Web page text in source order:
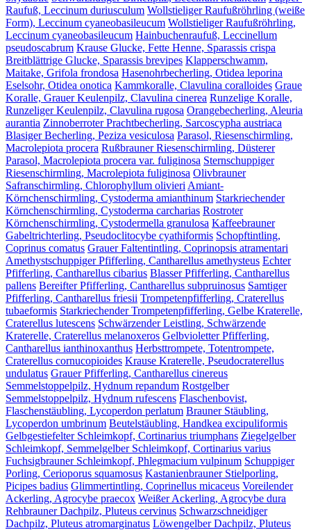
Raufuß, Leccinum duriusculum Wollstieliger Raufußröhrling (weiße
Form), Leccinum cyaneobasileucum Wollstieliger Raufußröhrling,
Leccinum cyaneobasileucum Hainbuchenraufuß, Leccinellum
pseudoscabrum Krause Glucke, Fette Henne, Sparassis crispa
Breitblättrige Glucke, Sparassis brevipes Klapperschwamm,
Maitake, Grifola frondosa Hasenohrbecherling, Otidea leporina
Eselsohr, Otidea onotica Kammkoralle, Clavulina coralloides Graue
Koralle, Grauer Keulenpilz, Clavulina cinerea Runzelige Koralle,
Runzeliger Keulenpilz, Clavulina rugosa Orangebecherling, Aleuria
aurantia Zinnoberroter Prachtbecherling, Sarcoscypha austriaca
Blasiger Becherling, Peziza vesiculosa Parasol, Riesenschirmling,
Macrolepiota procera Rußbrauner Riesenschirmling, Düsterer
Parasol, Macrolepiota procera var. fuliginosa Sternschuppiger
Riesenschirmling, Macrolepiota fuliginosa Olivbrauner
Safranschirmling, Chlorophyllum olivieriAmiant-
Körnchenschirmling, Cystoderma amianthinum Starkriechender
Körnchenschirmling, Cystoderma carcharias Rostroter
Körnchenschirmling, Cystodermella granulosa Kaffeebrauner
Gabeltrichterling, Pseudoclitocybe cyathiformis Schopftintling,
Coprinus comatus Grauer Faltentintling, Coprinopsis atramentari
Amethystschuppiger Pfifferling, Cantharellus amethysteus Echter
Pfifferling, Cantharellus cibarius Blasser Pfifferling, Cantharellus
pallens Bereifter Pfifferling, Cantharellus subpruinosus Samtiger
Pfifferling, Cantharellus friesii Trompetenpfifferling, Craterellus
tubaeformis Starkriechender Trompetenpfifferling, Gelbe Kraterelle,
Craterellus lutescens Schwärzender Leistling, Schwärzende
Kraterelle, Craterellus melanoxeros Gelbvioletter Pfifferling,
Cantharellus ianthinoxanthus Herbsttrompete, Totentrompete,
Craterellus cornucopioides Krause Kraterelle, Pseudocraterellus
undulatus Grauer Pfifferling, Cantharellus cinereus
Semmelstoppelpilz, Hydnum repandum Rostgelber
Semmelstoppelpilz, Hydnum rufescens Flaschenbovist,
Flaschenstäubling, Lycoperdon perlatum Brauner Stäubling,
Lycoperdon umbrinum Beutelstäubling, Handkea excipuliformis
Gelbgestiefelter Schleimkopf, Cortinarius triumphans Ziegelgelber
Schleimkopf, Semmelgelber Schleimkopf, Cortinarius varius
Fuchsigbrauner Schleimkopf, Phlegmacium vulpinum Schuppiger
Porling, Cerioporus squamosus Kastanienbrauner Stielporling,
Picipes badius Glimmertintling, Coprinellus micaceus Voreilender
Ackerling, Agrocybe praecox Weißer Ackerling, Agrocybe dura
Rehbrauner Dachpilz, Pluteus cervinus Schwarzschneidiger
Dachpilz, Pluteus atromarginatus Löwengelber Dachpilz, Pluteus